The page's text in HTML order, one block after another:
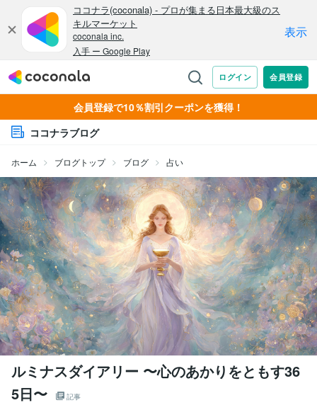
会員登録で10％割引クーポンを獲得！
ココナラブログ
ホーム ブログトップ ブログ 占い
ルミナスダイアリー 〜心のあかりをともす36
5日〜
記事